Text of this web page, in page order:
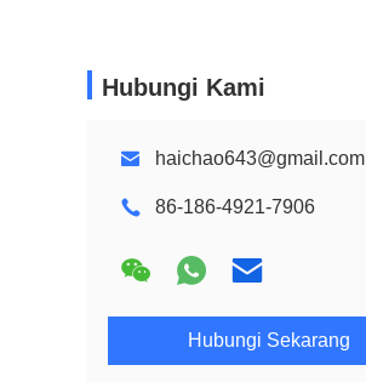
Hubungi Kami
haichao643@gmail.com
86-186-4921-7906
Hubungi Sekarang